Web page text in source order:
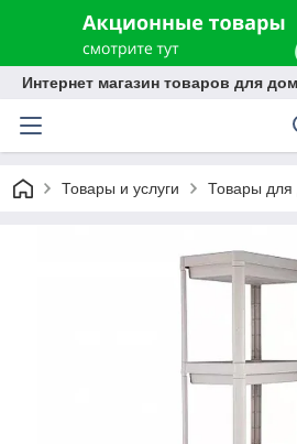
Интернет магазин товаров для
Товары и услуги Товары для